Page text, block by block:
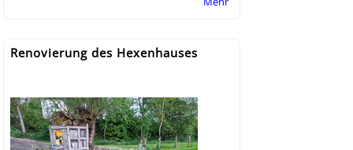
Renovierung des Hexenhauses